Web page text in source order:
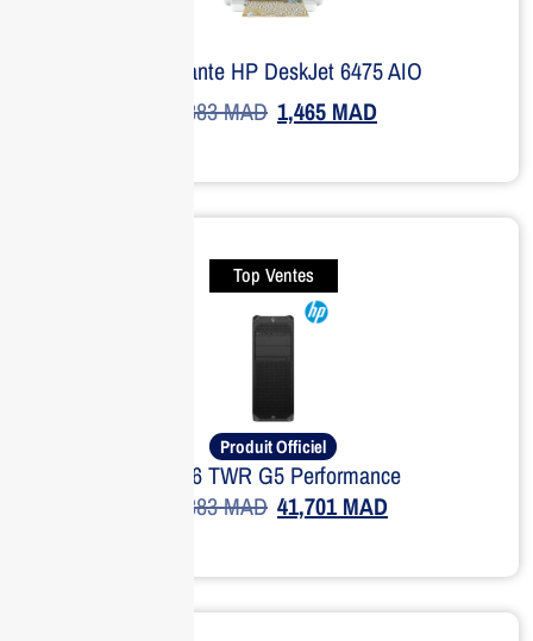
Imprimante HP DeskJet 6475 AIO
1,883MAD 1,465 MAD
Top Ventes
Produit Officiel
HP Z6 TWR G5 Performance
51,383MAD 41,701MAD